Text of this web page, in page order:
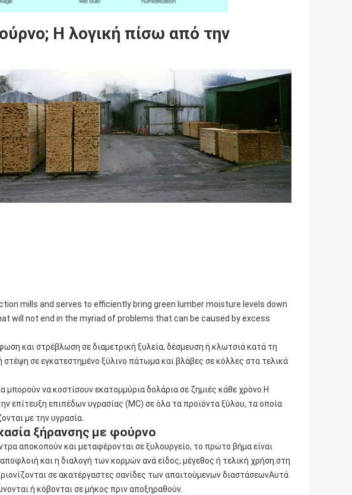
Η λογική πίσω από την
mills and serves to efficiently bring green lumber moisture levels down
will not end in the myriad of problems that can be caused by excess
και στρέβλωση σε διαμετρική ξυλεία, δέσμευση ή κλωτσιά κατά τη
στέψη σε εγκατεστημένο ξύλινο πάτωμα και βλάβες σε κόλλες στα τελικά
μπορούν να κοστίσουν εκατομμύρια δολάρια σε ζημιές κάθε χρόνο.Η
επίτευξη επιπέδων υγρασίας (MC) σε όλα τα προϊόντα ξύλου, τα οποία
με την υγρασία.
ξήρανσης με φούρνο
αποκοπούν και μεταφέρονται σε ξυλουργείο, το πρώτο βήμα είναι
και η διαλογή των κορμών ανά είδος, μέγεθος ή τελική χρήση.στη
σε ακατέργαστες σανίδες των απαιτούμενων διαστάσεωνΑυτά
ή κόβονται σε μήκος πριν αποξηραθούν.